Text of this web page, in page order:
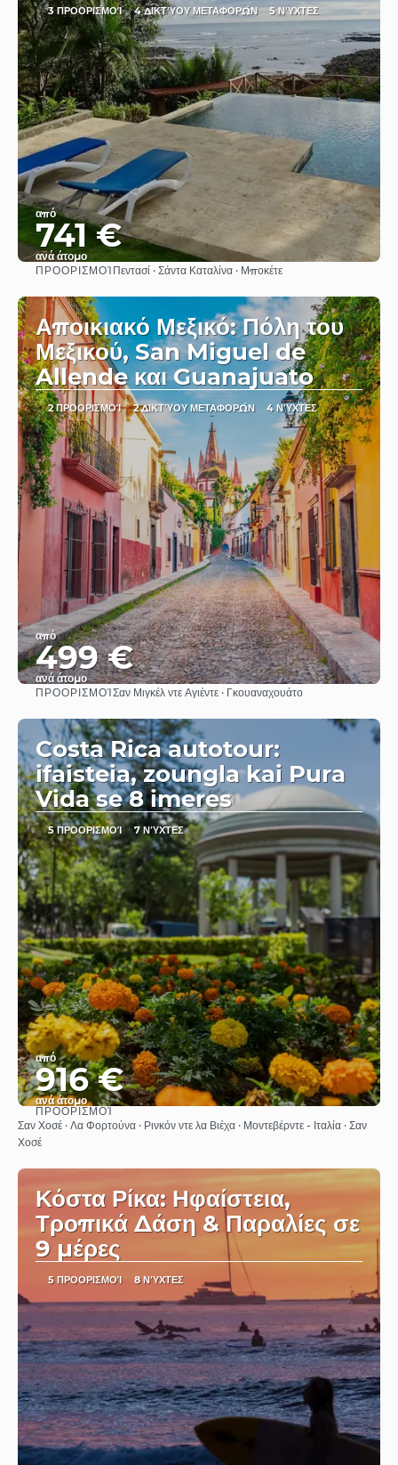
3 ΠΡΟΟΡΙΣΜΟΊ 4 ΔΙΚΤΎΟΥ ΜΕΤΑΦΟΡΏΝ 5 ΝΎΧΤΕΣ
από
741 €
ανά άτομο
Βλέπω
ΠΡΟΟΡΙΣΜΟΊ Πεντασί · Σάντα Καταλίνα · Μποκέτε
Αποικιακό Μεξικό: Πόλη του
Μεξικού, San Miguel de
Allende και Guanajuato
2 ΠΡΟΟΡΙΣΜΟΊ 2 ΔΙΚΤΎΟΥ ΜΕΤΑΦΟΡΏΝ 4 ΝΎΧΤΕΣ
από
499 €
ανά άτομο
Βλέπω
ΠΡΟΟΡΙΣΜΟΊΣαν Μιγκέλ ντε Αγιέντε · Γκουαναχουάτο
Costa Rica autotour:
ifaisteia, zoungla kai Pura
Vida se 8 imeres
5 ΠΡΟΟΡΙΣΜΟΊ 7 ΝΎΧΤΕΣ
από
916 €
ανά άτομο
Βλέπω
ΠΡΟΟΡΙΣΜΟΊ
Σαν Χοσέ · Λα Φορτούνα · Ρινκόν ντε λα Βιέχα · Μοντεβέρντε - Ιταλία · Σαν
Χοσέ
Κόστα Ρίκα: Ηφαίστεια,
Τροπικά Δάση & Παραλίες σε
9 μέρες
5 ΠΡΟΟΡΙΣΜΟΊ 8 ΝΎΧΤΕΣ